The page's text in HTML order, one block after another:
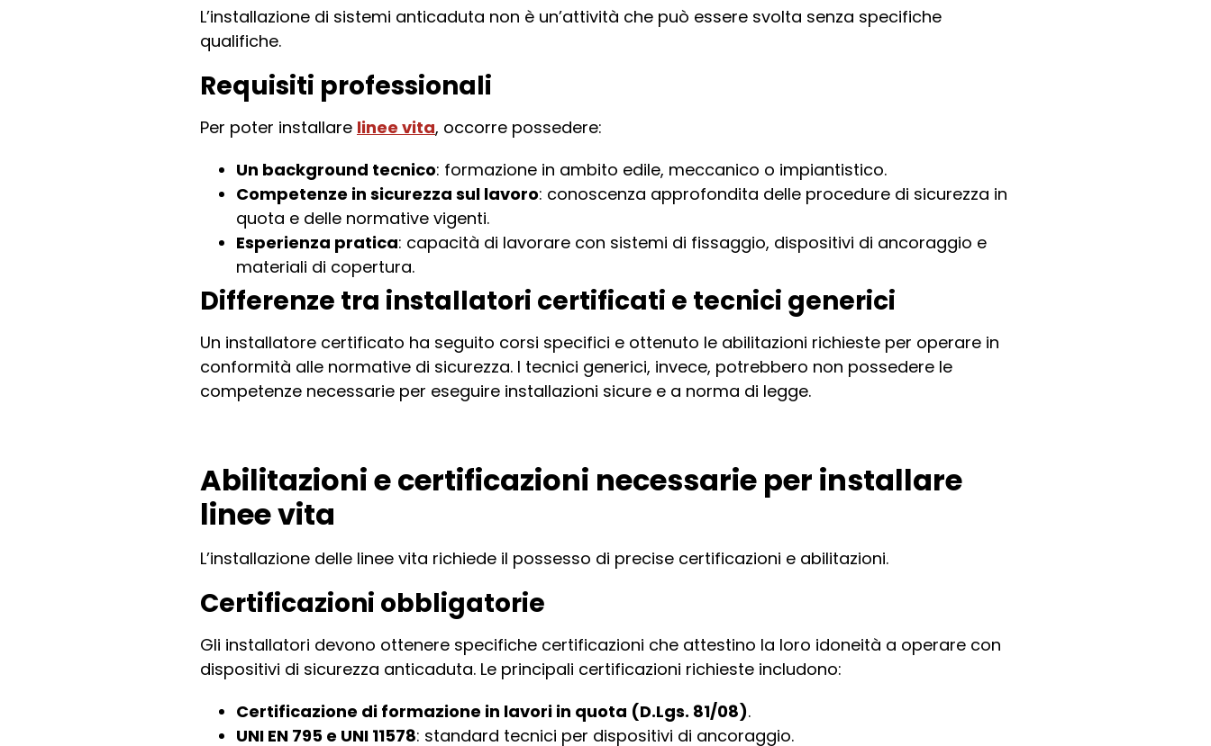
L’installazione di sistemi anticaduta non è un’attività che può essere svolta senza specifiche
qualifiche.
Requisiti professionali
Per poter installare linee vita, occorre possedere:
Un background tecnico: formazione in ambito edile, meccanico o impiantistico.
Competenze in sicurezza sul lavoro: conoscenza approfondita delle procedure di sicurezza in
quota e delle normative vigenti.
Esperienza pratica: capacità di lavorare con sistemi di fissaggio, dispositivi di ancoraggio e
materiali di copertura.
Differenze tra installatori certificati e tecnici generici
Un installatore certificato ha seguito corsi specifici e ottenuto le abilitazioni richieste per operare in
conformità alle normative di sicurezza. I tecnici generici, invece, potrebbero non possedere le
competenze necessarie per eseguire installazioni sicure e a norma di legge.
Abilitazioni e certificazioni necessarie per installare
linee vita
L’installazione delle linee vita richiede il possesso di precise certificazioni e abilitazioni.
Certificazioni obbligatorie
Gli installatori devono ottenere specifiche certificazioni che attestino la loro idoneità a operare con
dispositivi di sicurezza anticaduta. Le principali certificazioni richieste includono:
Certificazione di formazione in lavori in quota (D.Lgs. 81/08).
UNI EN 795 e UNI 11578: standard tecnici per dispositivi di ancoraggio.